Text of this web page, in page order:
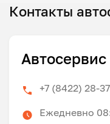
Контакты
+7 (8422) 28-
Ежедневно